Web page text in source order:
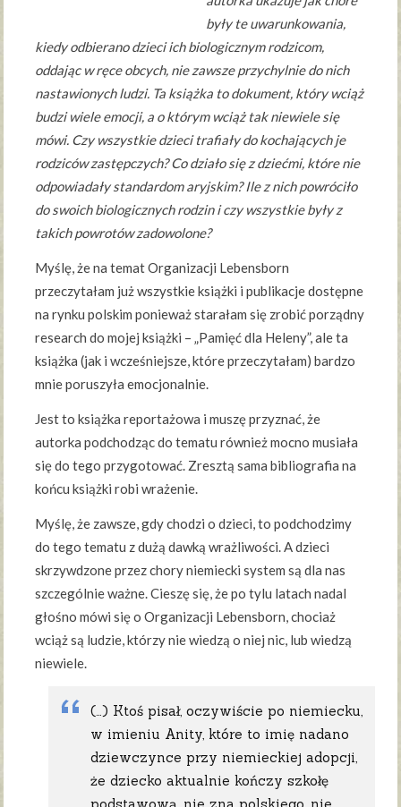
były te uwarunkowania,
kiedy odbierano dzieci ich biologicznym rodzicom,
oddając w ręce obcych, nie zawsze przychylnie do nich
nastawionych ludzi. Ta książka to dokument, który wciąż
budzi wiele emocji, a o którym wciąż tak niewiele się
mówi. Czy wszystkie dzieci trafiały do kochających je
rodziców zastępczych? Co działo się z dziećmi, które nie
odpowiadały standardom aryjskim? Ile z nich powróciło
do swoich biologicznych rodzin i czy wszystkie były z
takich powrotów zadowolone?
Myślę, że na temat Organizacji Lebensborn
przeczytałam już wszystkie książki i publikacje dostępne
na rynku polskim ponieważ starałam się zrobić porządny
research do mojej książki – „Pamięć dla Heleny”, ale ta
książka (jak i wcześniejsze, które przeczytałam) bardzo
mnie poruszyła emocjonalnie.
Jest to książka reportażowa i muszę przyznać, że
autorka podchodząc do tematu również mocno musiała
się do tego przygotować. Zresztą sama bibliografia na
końcu książki robi wrażenie.
Myślę, że zawsze, gdy chodzi o dzieci, to podchodzimy
do tego tematu z dużą dawką wrażliwości. A dzieci
skrzywdzone przez chory niemiecki system są dla nas
szczególnie ważne. Cieszę się, że po tylu latach nadal
głośno mówi się o Organizacji Lebensborn, chociaż
wciąż są ludzie, którzy nie wiedzą o niej nic, lub wiedzą
niewiele.
(…) Ktoś pisał, oczywiście po niemiecku,
w imieniu Anity, które to imię nadano
dziewczynce przy niemieckiej adopcji,
że dziecko aktualnie kończy szkołę